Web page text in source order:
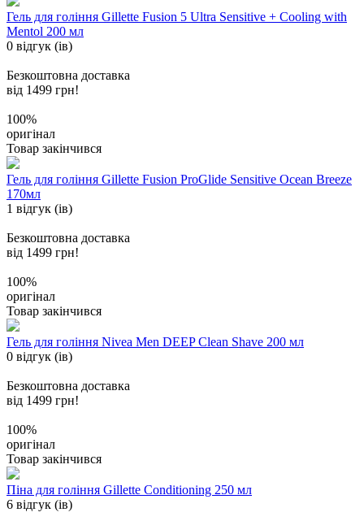
Гель для гоління Gillette Fusion 5 Ultra Sensitive + Cooling with
Mentol 200 мл
0 відгук (ів)
Безкоштовна доставка
від 1499 грн!
100%
оригінал
Товар закінчився
Гель для гоління Gillette Fusion ProGlide Sensitive Ocean Breeze
170мл
1 відгук (ів)
Безкоштовна доставка
від 1499 грн!
100%
оригінал
Товар закінчився
Гель для гоління Nivea Men DEEP Clean Shave 200 мл
0 відгук (ів)
Безкоштовна доставка
від 1499 грн!
100%
оригінал
Товар закінчився
Піна для гоління Gillette Conditioning 250 мл
6 відгук (ів)